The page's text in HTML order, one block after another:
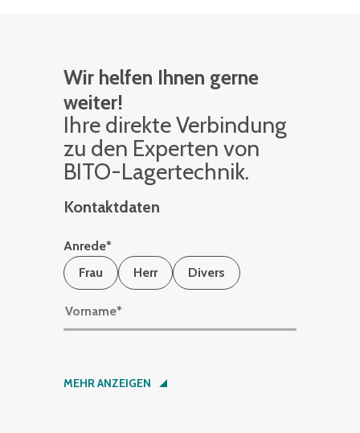
Wir helfen Ihnen gerne
weiter!
Ihre di­rek­te Ver­bin­dung
zu den Ex­per­ten von
BITO-La­ger­tech­nik.
Kontaktdaten
Anrede*
Frau
Herr Divers
Vorname*
Nachname*
MEHR ANZEIGEN